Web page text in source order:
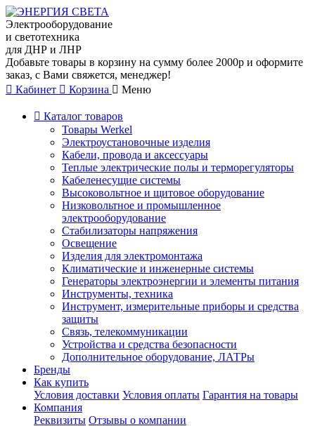
Электрооборудование
и светотехника
для ДНР и ЛНР
Добавьте товары в корзину на сумму более 2000р и оформите
заказ, с Вами свяжется, менеджер!
Кабинет
Корзина Меню
Каталог товаров
Товары Werkel
Электроустановочные изделия
Кабели, провода и аксессуары
Теплые электрические полы и терморегуляторы
Кабеленесущие системы
Высоковольтное и щитовое оборудование
Низковольтное и промышленное
электрооборудование
Стабилизаторы напряжения
Освещение
Изделия для электромонтажа
Климатические и инженерные системы
Генераторы электроэнергии и элементы питания
Инструменты, техника
Инструмент, измерительные приборы и средства
защиты
Связь, телекоммуникации
Устройства и средства безопасности
Дополнительное оборудование, ЛАТРы
Бренды
Как купить
Условия доставки Условия оплаты Гарантия на товары
Компания
Реквизиты Отзывы о компании